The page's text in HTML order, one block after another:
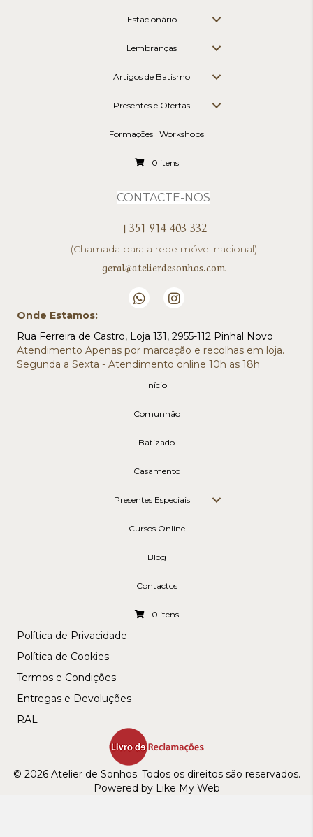
Estacionário
Lembranças
Artigos de Batismo
Presentes e Ofertas
Formações | Workshops
0 itens
CONTACTE-NOS
+351 914 403 332
(Chamada para a rede móvel nacional)
geral@atelierdesonhos.com
Onde Estamos:
Rua Ferreira de Castro, Loja 131, 2955-112 Pinhal Novo
Atendimento Apenas por marcação e recolhas em loja.
Segunda a Sexta - Atendimento online 10h as 18h
Início
Comunhão
Batizado
Casamento
Presentes Especiais
Cursos Online
Blog
Contactos
0 itens
Política de Privacidade
Política de Cookies
Termos e Condições
Entregas e Devoluções
RAL
© 2026 Atelier de Sonhos. Todos os direitos são reservados.
Powered by Like My Web